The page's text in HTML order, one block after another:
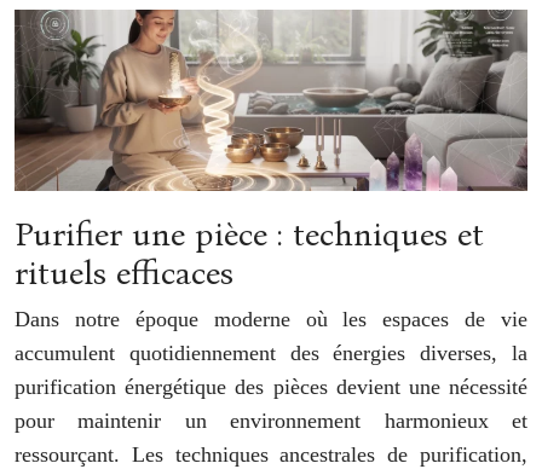
Purifier une pièce : techniques et
rituels efficaces
Dans notre époque moderne où les espaces de vie
accumulent quotidiennement des énergies diverses, la
purification énergétique des pièces devient une nécessité
pour maintenir un environnement harmonieux et
ressourçant. Les techniques ancestrales de purification,